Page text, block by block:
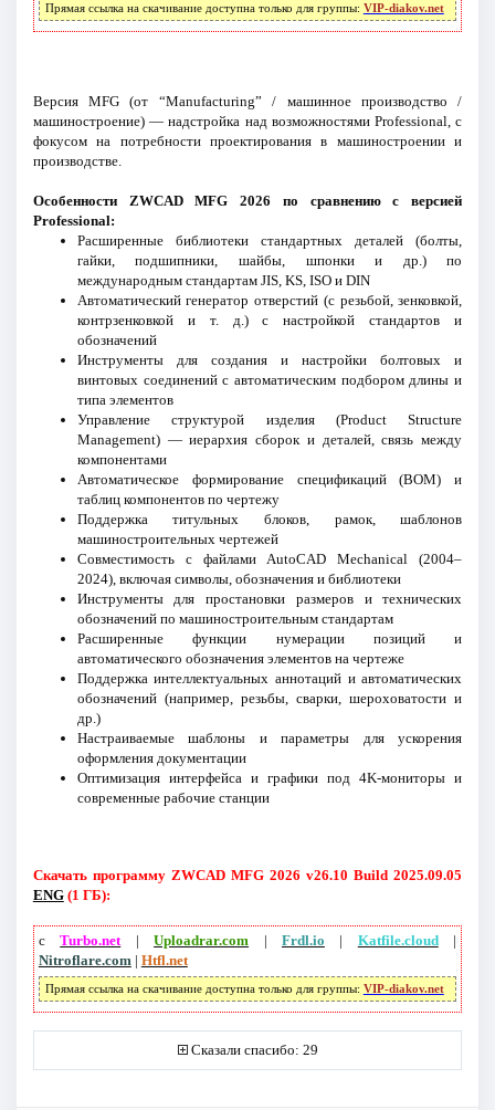
Прямая ссылка на скачивание доступна только для группы: VIP-diakov.net
Версия MFG (от “Manufacturing” / машинное производство /
машиностроение) — надстройка над возможностями Professional, с
фокусом на потребности проектирования в машиностроении и
производстве.
Особенности ZWCAD MFG 2026 по сравнению с версией
Professional:
Расширенные библиотеки стандартных деталей (болты,
гайки, подшипники, шайбы, шпонки и др.) по
международным стандартам JIS, KS, ISO и DIN
Автоматический генератор отверстий (с резьбой, зенковкой,
контрзенковкой и т. д.) с настройкой стандартов и
обозначений
Инструменты для создания и настройки болтовых и
винтовых соединений с автоматическим подбором длины и
типа элементов
Управление структурой изделия (Product Structure
Management) — иерархия сборок и деталей, связь между
компонентами
Автоматическое формирование спецификаций (BOM) и
таблиц компонентов по чертежу
Поддержка титульных блоков, рамок, шаблонов
машиностроительных чертежей
Совместимость с файлами AutoCAD Mechanical (2004–
2024), включая символы, обозначения и библиотеки
Инструменты для простановки размеров и технических
обозначений по машиностроительным стандартам
Расширенные функции нумерации позиций и
автоматического обозначения элементов на чертеже
Поддержка интеллектуальных аннотаций и автоматических
обозначений (например, резьбы, сварки, шероховатости и
др.)
Настраиваемые шаблоны и параметры для ускорения
оформления документации
Оптимизация интерфейса и графики под 4K-мониторы и
современные рабочие станции
Скачать программу ZWCAD MFG 2026 v26.10 Build 2025.09.05
ENG(1 ГБ):
сTurbo.net|Uploadrar.com | Frdl.io | Katfile.cloud|
Nitroflare.com| Htfl.net
Прямая ссылка на скачивание доступна только для группы: VIP-diakov.net
Сказали спасибо: 29